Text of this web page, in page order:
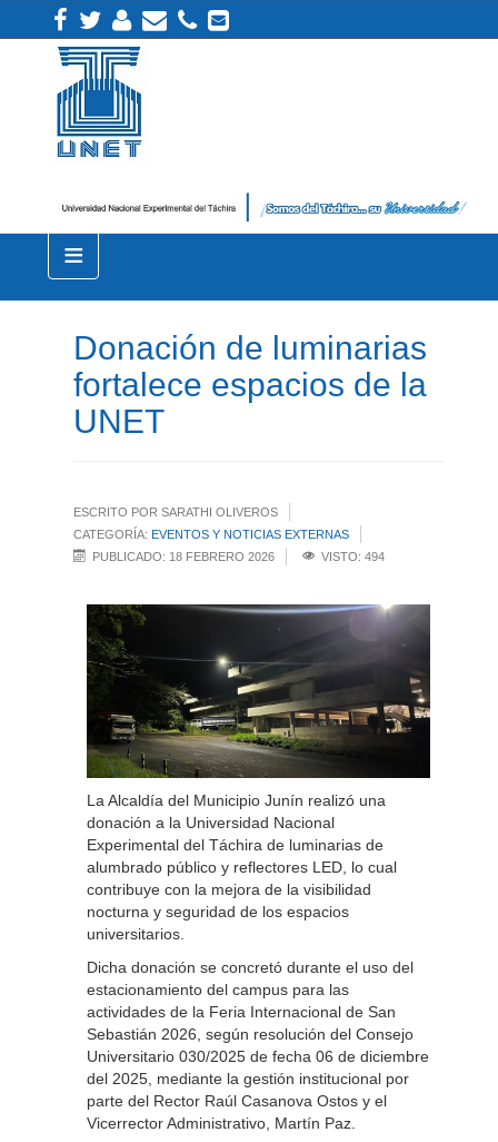
≡
Donación de luminarias
fortalece espacios de la
UNET
ESCRITO POR SARATHI OLIVEROS
CATEGORÍA: EVENTOS Y NOTICIAS EXTERNAS
PUBLICADO: 18 FEBRERO 2026
VISTO: 494
La Alcaldía del Municipio Junín realizó una
donación a la Universidad Nacional
Experimental del Táchira de luminarias de
alumbrado público y reflectores LED, lo cual
contribuye con la mejora de la visibilidad
nocturna y seguridad de los espacios
universitarios.
Dicha donación se concretó durante el uso del
estacionamiento del campus para las
actividades de la Feria Internacional de San
Sebastián 2026, según resolución del Consejo
Universitario 030/2025 de fecha 06 de diciembre
del 2025, mediante la gestión institucional por
parte del Rector Raúl Casanova Ostos y el
Vicerrector Administrativo, Martín Paz.